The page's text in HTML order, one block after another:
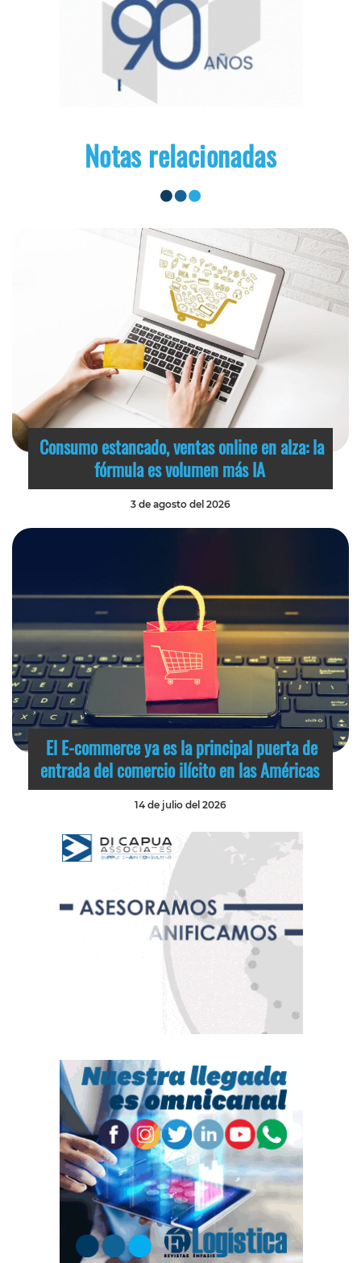
Notas relacionadas
Consumo estancado, ventas online en alza: la
fórmula es volumen más IA
3 de agosto del 2026
El E-commerce ya es la principal puerta de
entrada del comercio ilícito en las Américas
14 de julio del 2026